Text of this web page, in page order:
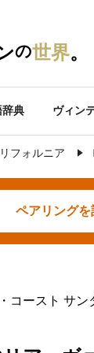
の世界。
辞典 ヴィン
フォルニア
ペアリングを
コースト サン